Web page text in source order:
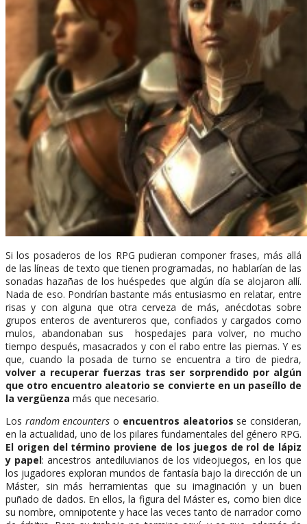
Si los posaderos de los RPG pudieran componer frases, más allá
de las líneas de texto que tienen programadas, no hablarían de las
sonadas hazañas de los huéspedes que algún día se alojaron allí.
Nada de eso. Pondrían bastante más entusiasmo en relatar, entre
risas y con alguna que otra cerveza de más, anécdotas sobre
grupos enteros de aventureros que, confiados y cargados como
mulos, abandonaban sus hospedajes para volver, no mucho
tiempo después, masacrados y con el rabo entre las piernas. Y es
que, cuando la posada de turno se encuentra a tiro de piedra,
volver a recuperar fuerzas tras ser sorprendido por algún
que otro encuentro aleatorio se convierte en un paseíllo de
la vergüenza más que necesario.
Los random encounters o encuentros aleatorios se consideran,
en la actualidad, uno de los pilares fundamentales del género RPG.
El origen del término proviene de los juegos de rol de lápiz
y papel: ancestros antediluvianos de los videojuegos, en los que
los jugadores exploran mundos de fantasía bajo la dirección de un
Máster, sin más herramientas que su imaginación y un buen
puñado de dados. En ellos, la figura del Máster es, como bien dice
su nombre, omnipotente y hace las veces tanto de narrador como